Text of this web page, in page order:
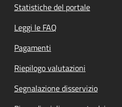
Statistiche del portale
Leggi le FAQ
Pagamenti
Riepilogo valutazioni
Segnalazione disservizio